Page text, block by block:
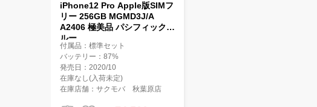
iPhone12 Pro Apple版SIMフ
リー 256GB MGMD3J/A
A2406 極美品 パシフィックブ
ルー
付属品：標準セット
バッテリー：87%
発売日：2020/10
在庫なし(入荷未定)
在庫店舗：サクモバ 秋葉原店